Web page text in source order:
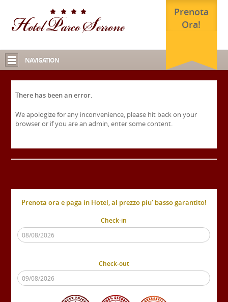
Prenota
Ora!
NAVIGATION
There has been an error.
We apologize for any inconvenience, please hit back on your
browser or if you are an admin, enter some content.
Prenota ora e paga in Hotel, al prezzo piu' basso garantito!
Check-in
Check-out